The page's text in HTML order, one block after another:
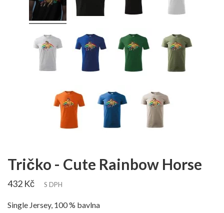
Tričko - Cute Rainbow Horse
432 Kč S DPH
Single Jersey, 100 % bavlna